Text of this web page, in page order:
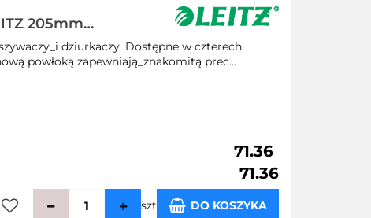
205mm
dziurkaczy. Dostępne w czterech
powłoką zapewniają_znakomitą prec...
71.36
71.36
szt DO KOSZYKA